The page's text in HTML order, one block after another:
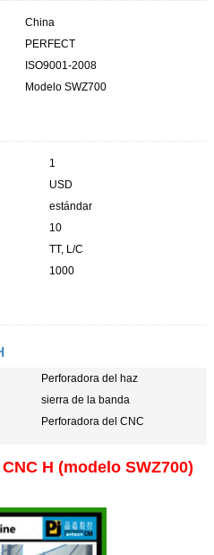
China
PERFECT
ISO9001-2008
Modelo SWZ700
1
USD
estándar
10
TT, L/C
1000
Perforadora del haz
sierra de la banda
Perforadora del CNC
H (modelo SWZ700)